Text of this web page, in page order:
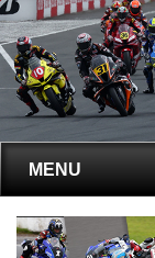
MENU
トップ